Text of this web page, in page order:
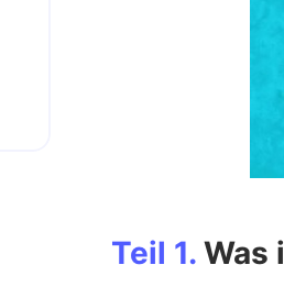
Teil 1. Was